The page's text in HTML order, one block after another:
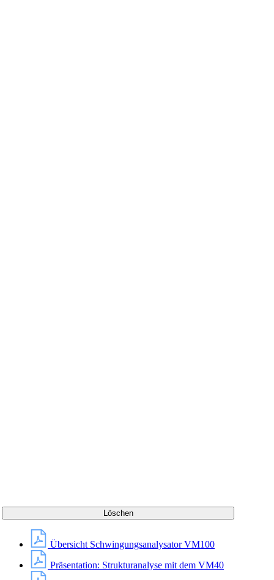
Löschen
Übersicht Schwingungsanalysator VM100
Präsentation: Strukturanalyse mit dem VM40